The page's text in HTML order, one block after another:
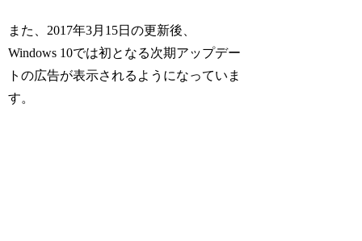
また、2017年3月15日の更新後、
Windows 10では初となる次期アップデー
トの広告が表示されるようになっていま
す。